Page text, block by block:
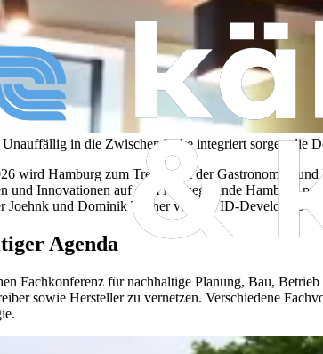
in die Zwischendecke integriert sorgen die
wird Hamburg zum Treffpunkt der Gastronomie-
und Innovationen auf dem Messegelände Hamburg
Joehnk und Dominik Tanner von der ID-Developers
Agenda
Fachkonferenz für nachhaltige Planung, Bau,
sowie Hersteller zu vernetzen. Verschiedene